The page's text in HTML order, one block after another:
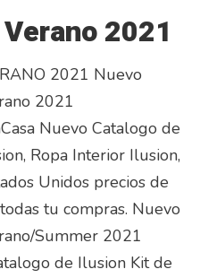
2021
2021 Nuevo
2021
Nuevo Catalogo de
Ropa Interior Ilusion,
Unidos precios de
tu compras. Nuevo
Summer 2021
de Ilusion Kit de